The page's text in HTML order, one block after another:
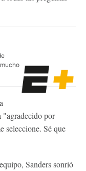
"agradecido por
seleccione. Sé que
Sanders sonrió